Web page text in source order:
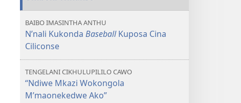
BAIBO IMASINTHA ANTHU
N’nali Kukonda BaseballKuposa Cina
Ciliconse
TENGELANI CIKHULUPILILO CAWO
“Ndiwe Mkazi Wokongola
M’maonekedwe Ako”